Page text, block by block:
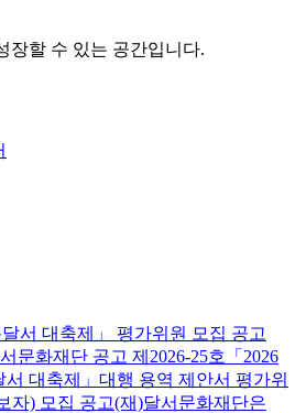
장할 수 있는 공간입니다.
달서 대축제」 평가위원 모집 공고
문화재단 공고 제2026-25호「2026
서 대축제」대행 용역 제안서 평가위
자) 모집 공고(재)달서문화재단은